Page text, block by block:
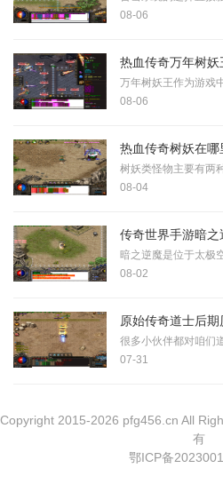
08-06
热血传奇万年树妖
08-06
热血传奇树妖在哪
08-04
传奇世界手游暗之
08-02
原始传奇道士后期
07-31
Copyright 2015-2026 pfg456.cn All
有
鄂ICP备